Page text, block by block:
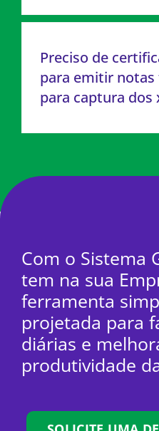
Preciso de
para emitir notas
para captura dos
Com o Sistema
tem na sua
ferramenta
projetada para
diárias e
produtividade